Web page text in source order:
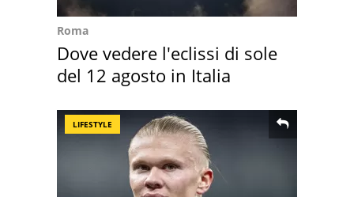
Roma
Dove vedere l'eclissi di sole
del 12 agosto in Italia
LIFESTYLE